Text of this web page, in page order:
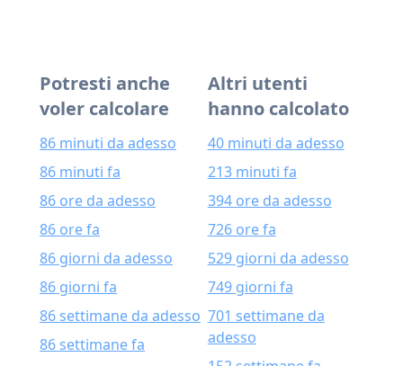
Potresti anche
voler calcolare
86 minuti da adesso
86 minuti fa
86 ore da adesso
86 ore fa
86 giorni da adesso
86 giorni fa
86 settimane da adesso
86 settimane fa
Altri utenti
hanno calcolato
40 minuti da adesso
213 minuti fa
394 ore da adesso
726 ore fa
529 giorni da adesso
749 giorni fa
701 settimane da
adesso